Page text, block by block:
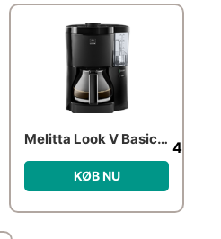
Melitta Look V Basic – Black
KØB NU